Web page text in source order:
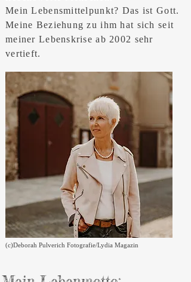
Mein Lebensmittelpunkt? Das ist Gott.
Meine Beziehung zu ihm hat sich seit
meiner Lebenskrise ab 2002 sehr
vertieft.
(c)Deborah Pulverich Fotografie/Lydia Magazin